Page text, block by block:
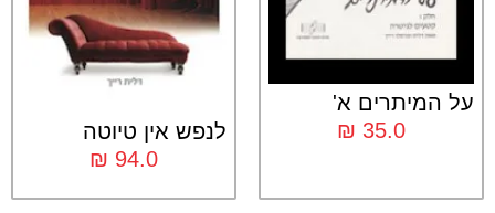
על המיתרים א'
₪ 35.0
לנפש אין טיוטה
₪ 94.0